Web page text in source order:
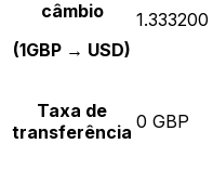
câmbio
(1GBP → USD)
1.333200
Taxa de
transferência 0 GBP